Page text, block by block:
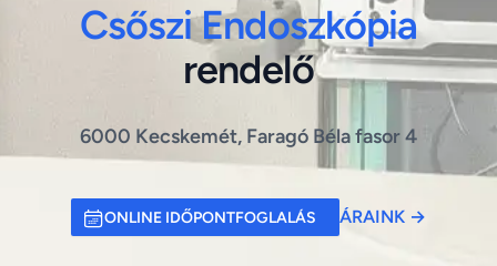
Csőszi Endoszkópia
rendelő
6000 Kecskemét, Faragó Béla fasor 4
ONLINE IDŐPONTFOGLALÁS ÁRAINK →